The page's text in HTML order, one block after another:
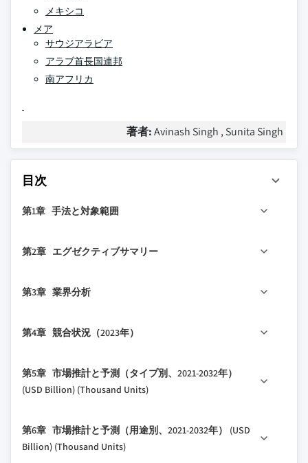
メキシコ
メア
サウジアラビア
アラブ首長国連邦
南アフリカ
著者:Avinash Singh , Sunita Singh
目次
第1章 手法と対象範囲
1.2 基本見積もりと計算
1.4 データソース
1.4.2 二次データ
1.4.2.2 公共ソース
第2章 エグゼクティブサマリー
第3章 業界分析
3.1.1 バリューチェーンに影響を与える要因
3.1.3 変動要因
3.1.4 将来展望
3.1.6 流通業者
3.2 サプライヤーの状況
第4章 競合状況（2023年）
4.2 企業の市場シェア分析
4.3 競争ポジションマトリックス
第5章 市場推計と予測（タイプ別、2021-2032年）
(USD Billion) (Thousand Units)
5.2 食品
5.3 飲料
第6章 市場推計と予測（用途別、2021-2032年） (USD
Billion) (Thousand Units)